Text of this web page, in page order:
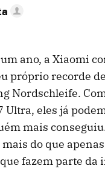
ano, a Xiaomi
próprio recorde
Nordschleife.
Ultra, eles já
mais
mais do que
fazem parte da